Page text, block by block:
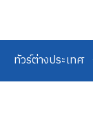
ทัวร์ต่างประเทศ